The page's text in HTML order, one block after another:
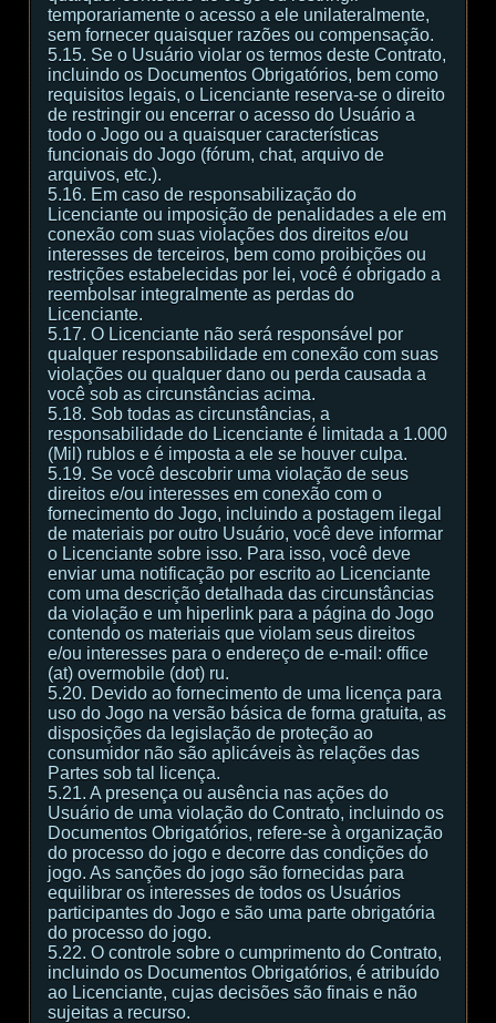
temporariamente o acesso a ele unilateralmente,
sem fornecer quaisquer razões ou compensação.
5.15. Se o Usuário violar os termos deste Contrato,
incluindo os Documentos Obrigatórios, bem como
requisitos legais, o Licenciante reserva-se o direito
de restringir ou encerrar o acesso do Usuário a
todo o Jogo ou a quaisquer características
funcionais do Jogo (fórum, chat, arquivo de
arquivos, etc.).
5.16. Em caso de responsabilização do
Licenciante ou imposição de penalidades a ele em
conexão com suas violações dos direitos e/ou
interesses de terceiros, bem como proibições ou
restrições estabelecidas por lei, você é obrigado a
reembolsar integralmente as perdas do
Licenciante.
5.17. O Licenciante não será responsável por
qualquer responsabilidade em conexão com suas
violações ou qualquer dano ou perda causada a
você sob as circunstâncias acima.
5.18. Sob todas as circunstâncias, a
responsabilidade do Licenciante é limitada a 1.000
(Mil) rublos e é imposta a ele se houver culpa.
5.19. Se você descobrir uma violação de seus
direitos e/ou interesses em conexão com o
fornecimento do Jogo, incluindo a postagem ilegal
de materiais por outro Usuário, você deve informar
o Licenciante sobre isso. Para isso, você deve
enviar uma notificação por escrito ao Licenciante
com uma descrição detalhada das circunstâncias
da violação e um hiperlink para a página do Jogo
contendo os materiais que violam seus direitos
e/ou interesses para o endereço de e-mail: office
(at) overmobile (dot) ru.
5.20. Devido ao fornecimento de uma licença para
uso do Jogo na versão básica de forma gratuita, as
disposições da legislação de proteção ao
consumidor não são aplicáveis às relações das
Partes sob tal licença.
5.21. A presença ou ausência nas ações do
Usuário de uma violação do Contrato, incluindo os
Documentos Obrigatórios, refere-se à organização
do processo do jogo e decorre das condições do
jogo. As sanções do jogo são fornecidas para
equilibrar os interesses de todos os Usuários
participantes do Jogo e são uma parte obrigatória
do processo do jogo.
5.22. O controle sobre o cumprimento do Contrato,
incluindo os Documentos Obrigatórios, é atribuído
ao Licenciante, cujas decisões são finais e não
sujeitas a recurso.